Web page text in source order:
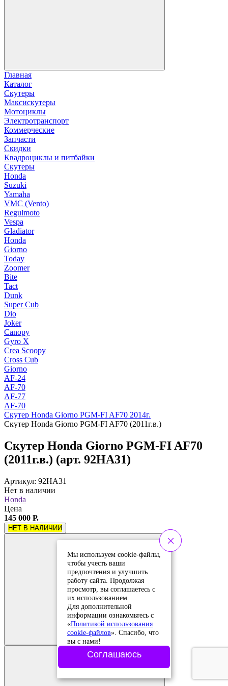
Главная
Каталог
Скутеры
Максискутеры
Мотоциклы
Электротранспорт
Коммерческие
Запчасти
Скидки
Квадроциклы и питбайки
Скутеры
Honda
Suzuki
Yamaha
VMC (Vento)
Regulmoto
Vespa
Gladiator
Honda
Giorno
Today
Zoomer
Bite
Tact
Dunk
Super Cub
Dio
Joker
Canopy
Gyro X
Crea Scoopy
Cross Cub
Giorno
AF-24
AF-70
AF-77
AF-70
Скутер Honda Giorno PGM-FI AF70 2014г.
Скутер Honda Giorno PGM-FI AF70 (2011г.в.)
Скутер Honda Giorno PGM-FI AF70
(2011г.в.) (арт. 92HA31)
Артикул: 92HA31
Нет в наличии
Honda
Цена
145 000 Р.
НЕТ В НАЛИЧИИ
Добавить в
сравнение
Добавлено в
сравнение
Мы используем cookie-файлы,
чтобы учесть ваши
предпочтения и улучшить
работу сайта. Продолжая
просмотр, вы соглашаетесь с
их использованием.
Для дополнительной
информации ознакомьтесь с
«Политикой использования
cookie-файлов». Спасибо, что
вы с нами!
Соглашаюсь